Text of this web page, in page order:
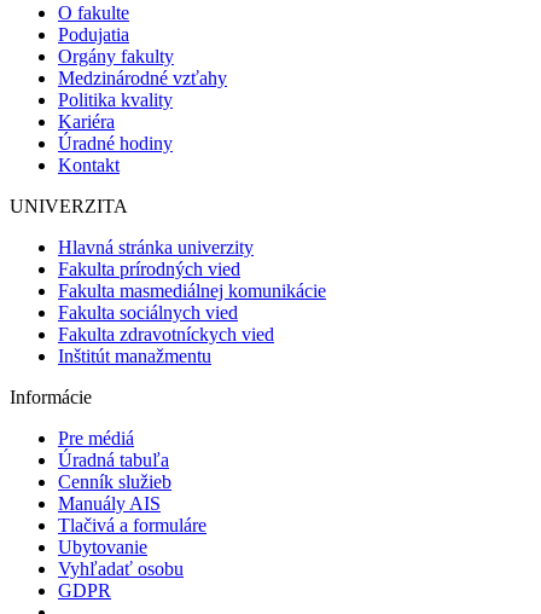
O fakulte
Podujatia
Orgány fakulty
Medzinárodné vzťahy
Politika kvality
Kariéra
Úradné hodiny
Kontakt
UNIVERZITA
Hlavná stránka univerzity
Fakulta prírodných vied
Fakulta masmediálnej komunikácie
Fakulta sociálnych vied
Fakulta zdravotníckych vied
Inštitút manažmentu
Informácie
Pre médiá
Úradná tabuľa
Cenník služieb
Manuály AIS
Tlačivá a formuláre
Ubytovanie
Vyhľadať osobu
GDPR